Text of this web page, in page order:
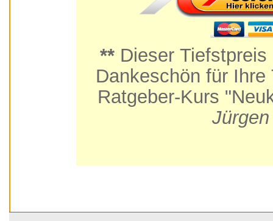
**Dieser Tiefstpreis
Dankeschön für Ihre Teilnahme am Praxis-
Ratgeber-Kurs